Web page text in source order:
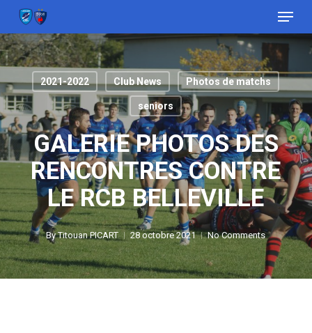
main
content
Menu
2021-2022 Club News Photos de matchs
seniors
GALERIE PHOTOS DES
RENCONTRES CONTRE
LE RCB BELLEVILLE
By Titouan PICART 28 octobre 2021 No Comments
Close
Menu